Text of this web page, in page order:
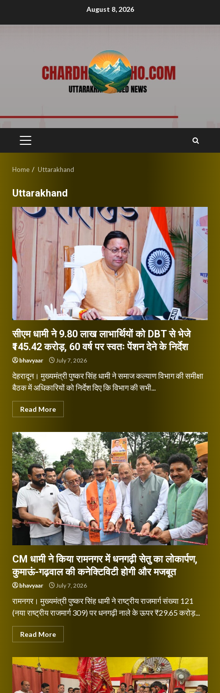
August 8, 2026
PRIMARY
Home Uttarakhand
Uttarakhand
सीएम धामी ने 9.80 लाख लाभार्थियों को DBT से भेजे
₹145.42 करोड़, 60 वर्ष पर स्वतः पेंशन देने के निर्देश
bhavyaar July 7, 2026
देहरादून। मुख्यमंत्री पुष्कर सिंह धामी ने समाज कल्याण विभाग की समीक्षा
बैठक में अधिकारियों को निर्देश दिए कि विभाग की सभी...
Read More
CM धामी ने किया रामनगर में धनगढ़ी सेतु का लोकार्पण,
कुमाऊं-गढ़वाल की कनेक्टिविटी होगी और मजबूत
bhavyaar July 7, 2026
रामनगर। मुख्यमंत्री पुष्कर सिंह धामी ने राष्ट्रीय राजमार्ग संख्या 121
(नया राष्ट्रीय राजमार्ग 309) पर धनगढ़ी नाले के ऊपर ₹29.65 करोड़...
Read More